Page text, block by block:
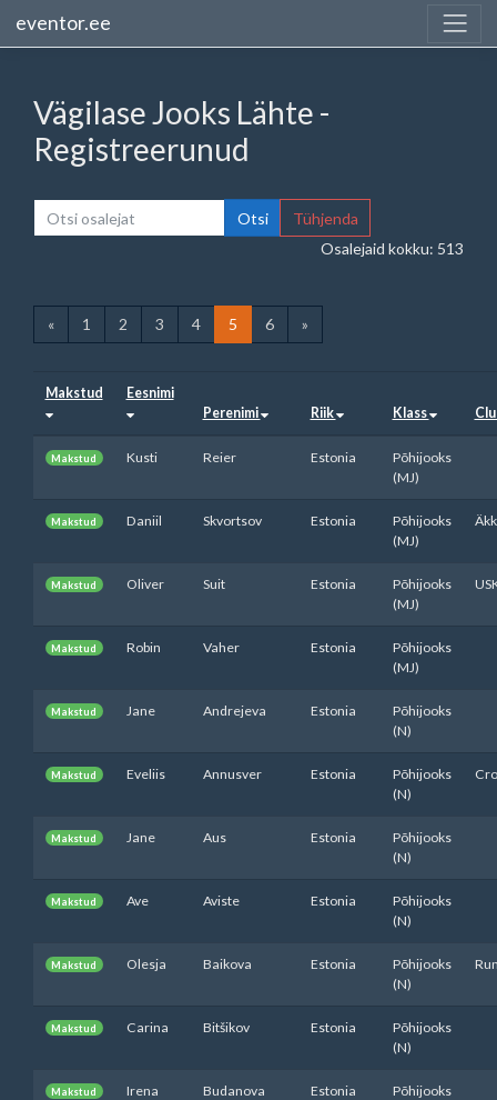
eventor.ee
Vägilase Jooks Lähte -
Registreerunud
Otsi
Tühjenda
Osalejaid kokku: 513
« 1 2 3 4 5 6 »
Makstud
Eesnimi
Perenimi
Riik Klass
Makstud Kusti Reier Estonia
Põhijooks
(MJ)
Makstud Daniil Skvortsov Estonia
Põhijooks
(MJ)
Makstud Oliver Suit Estonia
Põhijooks
(MJ)
Makstud Robin Vaher Estonia
Põhijooks
(MJ)
Makstud Jane Andrejeva Estonia
Põhijooks
(N)
Makstud Eveliis Annusver Estonia
Põhijooks
(N)
Makstud Jane Aus Estonia
Põhijooks
(N)
Makstud Ave Aviste Estonia
Põhijooks
(N)
Makstud Olesja Baikova Estonia
Põhijooks
(N)
Makstud Carina Bitšikov Estonia
Põhijooks
(N)
Makstud Irena Budanova Estonia
Põhijooks